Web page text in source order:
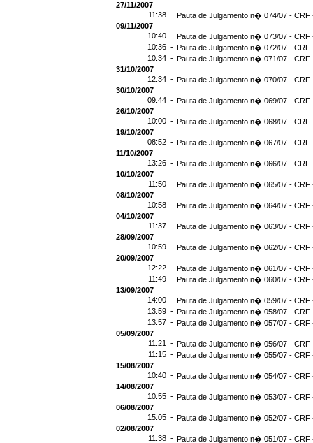
27/11/2007
11:38 - Pauta de Julgamento n� 074/07 - CRF
09/11/2007
10:40 - Pauta de Julgamento n� 073/07 - CRF
10:36 - Pauta de Julgamento n� 072/07 - CRF
10:34 - Pauta de Julgamento n� 071/07 - CRF
31/10/2007
12:34 - Pauta de Julgamento n� 070/07 - CRF
30/10/2007
09:44 - Pauta de Julgamento n� 069/07 - CRF
26/10/2007
10:00 - Pauta de Julgamento n� 068/07 - CRF
19/10/2007
08:52 - Pauta de Julgamento n� 067/07 - CRF
11/10/2007
13:26 - Pauta de Julgamento n� 066/07 - CRF
10/10/2007
11:50 - Pauta de Julgamento n� 065/07 - CRF
08/10/2007
10:58 - Pauta de Julgamento n� 064/07 - CRF
04/10/2007
11:37 - Pauta de Julgamento n� 063/07 - CRF
28/09/2007
10:59 - Pauta de Julgamento n� 062/07 - CRF
20/09/2007
12:22 - Pauta de Julgamento n� 061/07 - CRF
11:49 - Pauta de Julgamento n� 060/07 - CRF
13/09/2007
14:00 - Pauta de Julgamento n� 059/07 - CRF
13:59 - Pauta de Julgamento n� 058/07 - CRF
13:57 - Pauta de Julgamento n� 057/07 - CRF
05/09/2007
11:21 - Pauta de Julgamento n� 056/07 - CRF
11:15 - Pauta de Julgamento n� 055/07 - CRF
15/08/2007
10:40 - Pauta de Julgamento n� 054/07 - CRF
14/08/2007
10:55 - Pauta de Julgamento n� 053/07 - CRF
06/08/2007
15:05 - Pauta de Julgamento n� 052/07 - CRF
02/08/2007
11:38 - Pauta de Julgamento n� 051/07 - CRF